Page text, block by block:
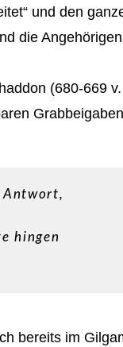
und den
die
(680-669
Antwort,
hingen
bereits im